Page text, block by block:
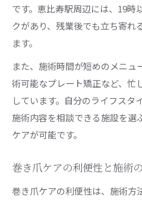
です。恵比寿駅周辺には、19時
クがあり、残業後でも立ち寄れ
ます。
また、施術時間が短めのメニ
術可能なプレート矯正など、忙
しています。自分のライフスタ
施術内容を相談できる施設を選
ケアが可能です。
巻き爪ケアの利便性と施術
巻き爪ケアの利便性は、施術方